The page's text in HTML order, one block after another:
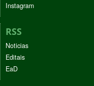
Instagram
RSS
Noticias
Editais
EaD